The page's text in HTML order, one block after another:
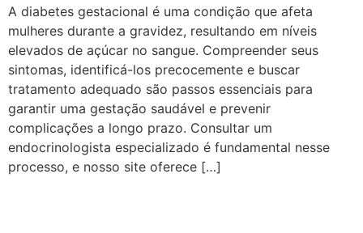
A diabetes gestacional é uma condição que afeta
mulheres durante a gravidez, resultando em níveis
elevados de açúcar no sangue. Compreender seus
sintomas, identificá-los precocemente e buscar
tratamento adequado são passos essenciais para
garantir uma gestação saudável e prevenir
complicações a longo prazo. Consultar um
endocrinologista especializado é fundamental nesse
processo, e nosso site oferece […]